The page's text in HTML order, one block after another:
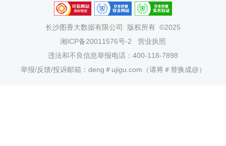
长沙图香大数据有限公司
版权所有 ©2025
湘ICP备20011576号-2
营业执照
违法和不良信息举报电话：400-118-7898
举报/反馈/投诉邮箱：deng＃ujigu.com（请将＃替换成@）